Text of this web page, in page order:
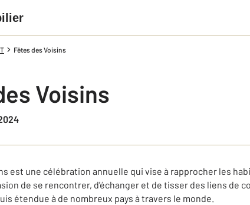
Fêtes des Voisins
Voisins
est une célébration annuelle qui vise à rapprocher les
de se rencontrer, d'échanger et de tisser des liens de
étendue à de nombreux pays à travers le monde.